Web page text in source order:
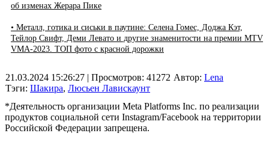
об изменах Жерара Пике
• Металл, готика и сиськи в паутине: Селена Гомес, Доджа Кэт,
Тейлор Свифт, Деми Левато и другие знаменитости на премии MTV
VMA-2023. ТОП фото с красной дорожки
21.03.2024 15:26:27 | Просмотров: 41272
Тэги: Шакира, Люсьен Лавискаунт
Автор: Lena
*Деятельность организации Meta Platforms Inc. по реализации
продуктов социальной сети Instagram/Facebook на территории
Российской Федерации запрещена.